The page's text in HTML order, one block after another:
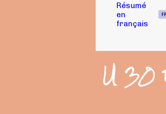
Résumé
en
français
U